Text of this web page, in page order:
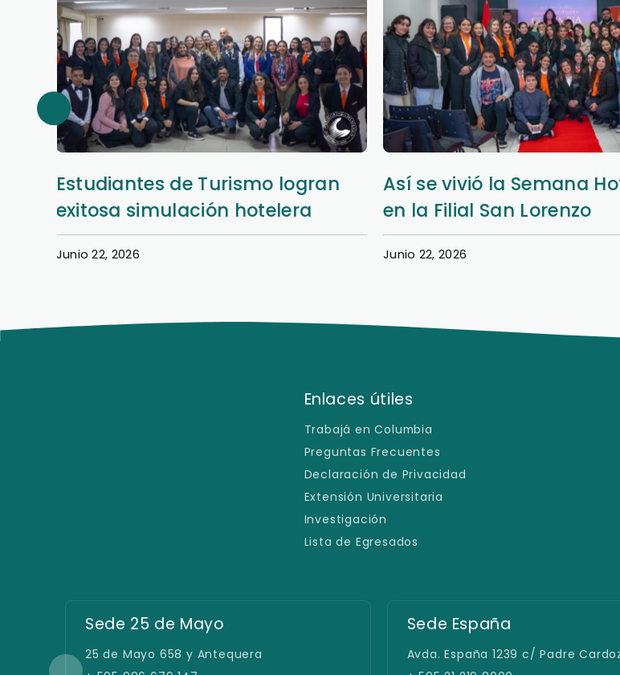
Estudiantes de Turismo logran
exitosa simulación hotelera
Junio 22, 2026
Así se vivió la Semana
en la Filial San Lorenzo
Junio 22, 2026
Enlaces útiles
Trabajá en Columbia
Preguntas Frecuentes
Declaración de Privacidad
Extensión Universitaria
Investigación
Lista de Egresados
Sede 25 de Mayo
25 de Mayo 658 y Antequera
Sede España
Avda. España 1239 c/ Padre